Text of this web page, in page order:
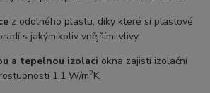
z odolného plastu, díky které si plastové
s jakýmikoliv vnějšími vlivy.
a tepelnou izolaci okna zajistí izolační
1,1 W/m2K.